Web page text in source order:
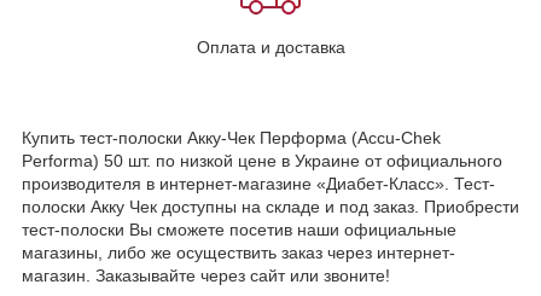
Оплата и доставка
Купить тест-полоски Акку-Чек Перформа (Accu-Chek
Performa) 50 шт. по низкой цене в Украине от официального
производителя в интернет-магазине «Диабет-Класс». Тест-
полоски Акку Чек доступны на складе и под заказ. Приобрести
тест-полоски Вы сможете посетив наши официальные
магазины, либо же осуществить заказ через интернет-
магазин. Заказывайте через сайт или звоните!